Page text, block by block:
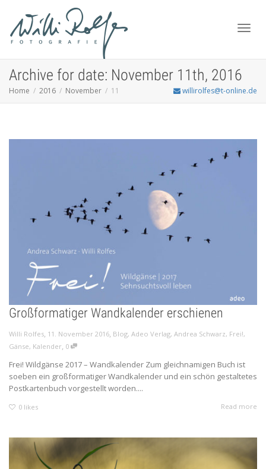
Archive for date: November 11th, 2016
Home 2016 November 11 willirolfes@t-online.de
Großformatiger Wandkalender erschienen
Willi Rolfes, 11. November 2016, Blog, Adeo Verlag, Andrea Schwarz, Frei!,
Gänse, Kalender, 0
Frei! Wildgänse 2017 – Wandkalender Zum gleichnamigen Buch ist
soeben ein großformatiger Wandkalender und ein schön gestaltetes
Postkartenbuch vorgestellt worden....
0 likes Read more